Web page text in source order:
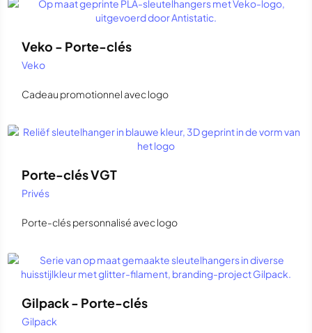
Veko - Porte-clés
Veko
Cadeau promotionnel avec logo
Porte-clés VGT
Privés
Porte-clés personnalisé avec logo
Gilpack - Porte-clés
Gilpack